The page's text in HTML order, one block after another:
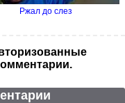
Ржал до слез